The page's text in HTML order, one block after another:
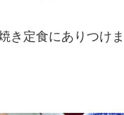
き定食にありつけま